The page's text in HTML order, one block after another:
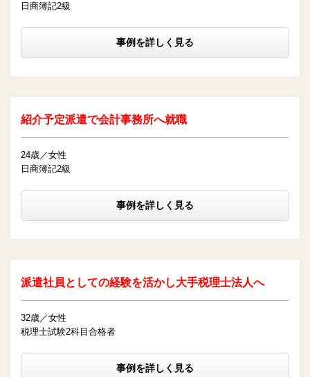
日商簿記2級
事例を詳しく見る
紹介予定派遣で会計事務所へ就職
24歳／女性
日商簿記2級
事例を詳しく見る
派遣社員としての経験を活かし大手税理士法人へ
32歳／女性
税理士試験2科目合格者
事例を詳しく見る